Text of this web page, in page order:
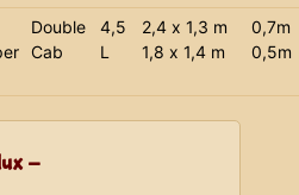
Double
Cab
4,5
L
2,4 x 1,3 m
1,8 x 1,4 m
0,7m
0,5m
-